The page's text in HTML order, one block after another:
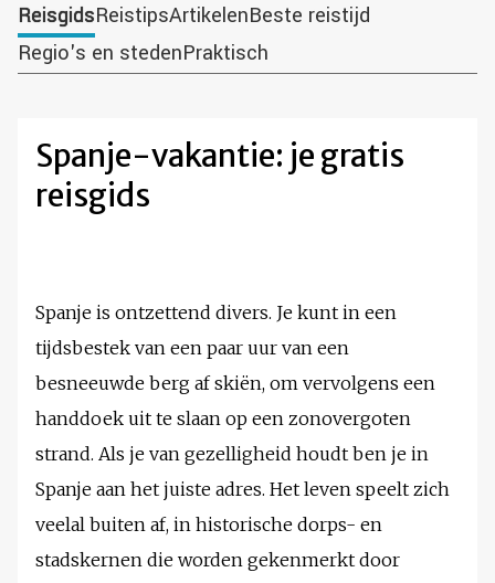
ReisgidsReistipsArtikelenBeste reistijd
Regio's en stedenPraktisch
Spanje-vakantie: je gratis
reisgids
Spanje is ontzettend divers. Je kunt in een
tijdsbestek van een paar uur van een
besneeuwde berg af skiën, om vervolgens een
handdoek uit te slaan op een zonovergoten
strand. Als je van gezelligheid houdt ben je in
Spanje aan het juiste adres. Het leven speelt zich
veelal buiten af, in historische dorps- en
stadskernen die worden gekenmerkt door